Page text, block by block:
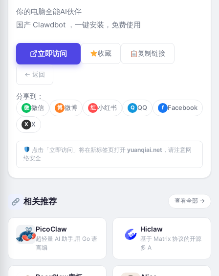
你的电脑全能AI伙伴
国产 Clawdbot ，一键安装，免费使用
立即访问 收藏 复制链接
← 返回
分享到：
微 微信 博 微博 红 小红书 Q QQ f Facebook
X X
点击「立即访问」将在新标签页打开 yuanqiai.net ，请注意网
络安全
相关推荐 查看全部 →
PicoClaw
超轻量 AI 助手,用 Go 语
言编
Hiclaw
基于 Matrix 协议的开源
多 A